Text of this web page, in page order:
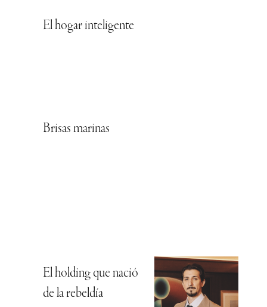
El hogar inteligente
Brisas marinas
El holding que nació
de la rebeldía